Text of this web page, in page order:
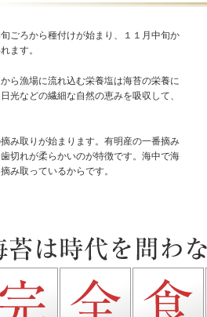
ごろから種付けが始まり、１１月中旬か
ます。
ら漁場に流れ込む栄養塩は海苔の栄養に
光などの繊細な自然の恵みを吸収して、
み取りが始まります。有明産の一番摘み
切れが柔らかいのが特徴です。海中で海
み取っているからです。